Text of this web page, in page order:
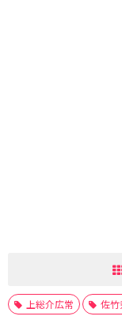
上総介広常 佐竹